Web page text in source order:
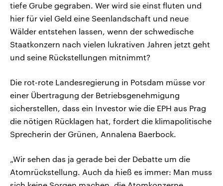
tiefe Grube gegraben. Wer wird sie einst fluten und
hier für viel Geld eine Seenlandschaft und neue
Wälder entstehen lassen, wenn der schwedische
Staatkonzern nach vielen lukrativen Jahren jetzt geht
und seine Rückstellungen mitnimmt?
Die rot-rote Landesregierung in Potsdam müsse vor
einer Übertragung der Betriebsgenehmigung
sicherstellen, dass ein Investor wie die EPH aus Prag
die nötigen Rücklagen hat, fordert die klimapolitische
Sprecherin der Grünen, Annalena Baerbock.
„Wir sehen das ja gerade bei der Debatte um die
Atomrückstellung. Auch da hieß es immer: Man muss